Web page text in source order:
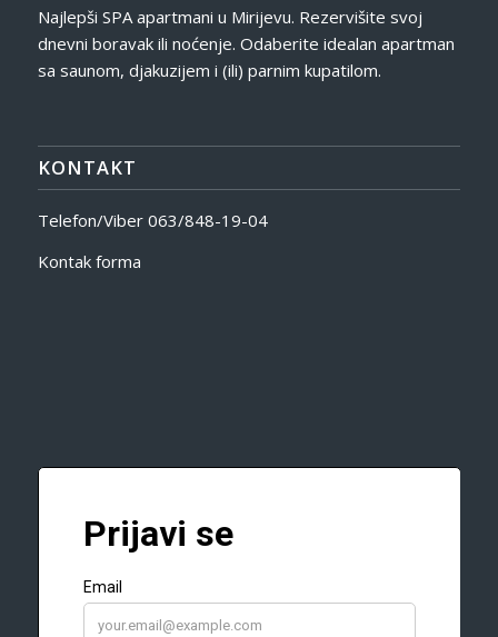
Najlepši SPA apartmani u Mirijevu. Rezervišite svoj
dnevni boravak ili noćenje. Odaberite idealan apartman
sa saunom, djakuzijem i (ili) parnim kupatilom.
KONTAKT
Telefon/Viber 063/848-19-04
Kontak forma